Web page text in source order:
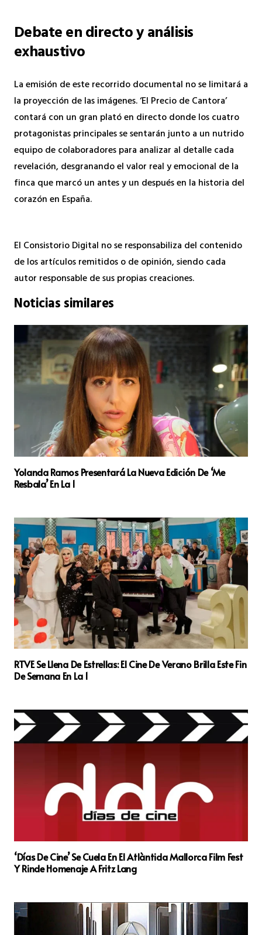
Debate en directo y análisis
exhaustivo
La emisión de este recorrido documental no se limitará a
la proyección de las imágenes. ‘El Precio de Cantora’
contará con un gran plató en directo donde los cuatro
protagonistas principales se sentarán junto a un nutrido
equipo de colaboradores para analizar al detalle cada
revelación, desgranando el valor real y emocional de la
finca que marcó un antes y un después en la historia del
corazón en España.
El Consistorio Digital no se responsabiliza del contenido
de los artículos remitidos o de opinión, siendo cada
autor responsable de sus propias creaciones.
Noticias similares
Yolanda Ramos Presentará La Nueva Edición De ‘Me
Resbala’ En La 1
RTVE Se Llena De Estrellas: El Cine De Verano Brilla Este Fin
De Semana En La 1
‘Días De Cine’ Se Cuela En El Atlàntida Mallorca Film Fest
Y Rinde Homenaje A Fritz Lang